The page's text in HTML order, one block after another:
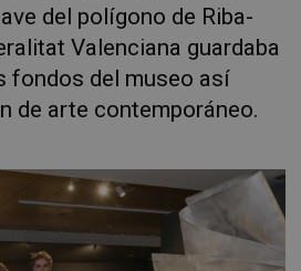
del polígono de Riba-
Valenciana guardaba
fondos del museo así
de arte contemporáneo.